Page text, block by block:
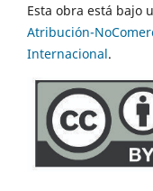
Esta obra está bajo
Atribución-
Internacional.